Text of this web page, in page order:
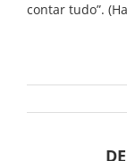
contar tudo”.